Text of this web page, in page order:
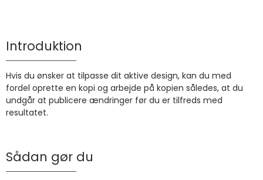
Introduktion
Hvis du ønsker at tilpasse dit aktive design, kan du med
fordel oprette en kopi og arbejde på kopien således, at du
undgår at publicere ændringer før du er tilfreds med
resultatet.
Sådan gør du